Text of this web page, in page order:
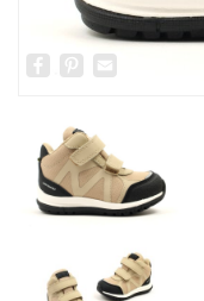
Facebook
Pinterest